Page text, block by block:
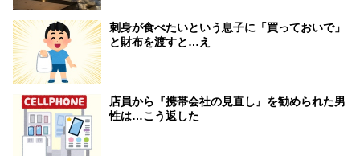
刺身が食べたいという息子に「買っておいで」
と財布を渡すと…え
店員から『携帯会社の見直し』を勧められた男
性は…こう返した